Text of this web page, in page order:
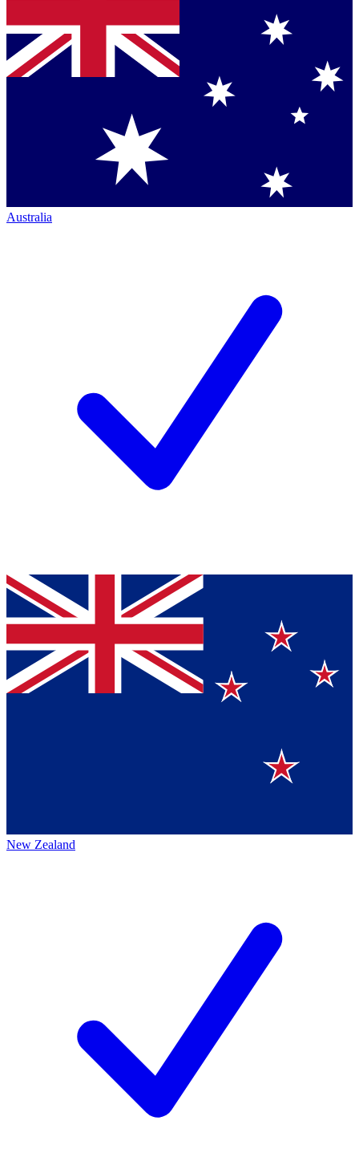
Australia
New Zealand